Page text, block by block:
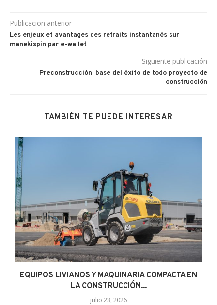
Publicacion anterior
Les enjeux et avantages des retraits instantanés sur
manekispin par e-wallet
Siguiente publicación
Preconstrucción, base del éxito de todo proyecto de
construcción
TAMBIÉN TE PUEDE INTERESAR
EQUIPOS LIVIANOS Y MAQUINARIA COMPACTA EN
LA CONSTRUCCIÓN...
julio 23, 2026